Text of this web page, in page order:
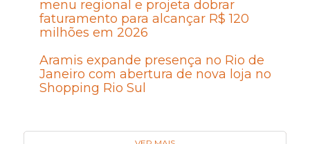
menu regional e projeta dobrar
faturamento para alcançar R$ 120
milhões em 2026
Aramis expande presença no Rio de
Janeiro com abertura de nova loja no
Shopping Rio Sul